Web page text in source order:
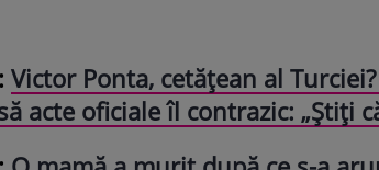
Victor Ponta, cetățean al
acte oficiale îl contrazic: „Știți